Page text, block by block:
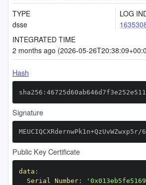
TYPE
dsse
LOG
INTEGRATED TIME
2 months ago (2026-05-
Hash
Signature
Public Key Certificate
data :
Serial Number: